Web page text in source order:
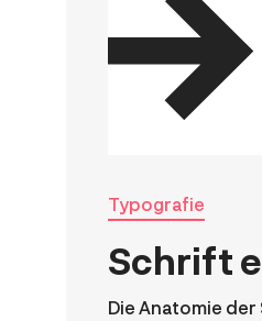
Typografie
Schrift
Die Anatomie